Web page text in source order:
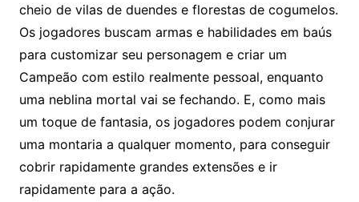
cheio de vilas de duendes e florestas de cogumelos.
Os jogadores buscam armas e habilidades em baús
para customizar seu personagem e criar um
Campeão com estilo realmente pessoal, enquanto
uma neblina mortal vai se fechando. E, como mais
um toque de fantasia, os jogadores podem conjurar
uma montaria a qualquer momento, para conseguir
cobrir rapidamente grandes extensões e ir
rapidamente para a ação.